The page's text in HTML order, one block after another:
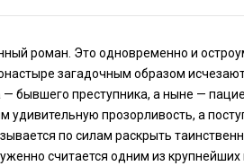
роман. Это одно­временно и
загадочным образом
бывшего преступника, а ныне —
удивительную прозорливость, а
по силам рас­крыть
считается одним из